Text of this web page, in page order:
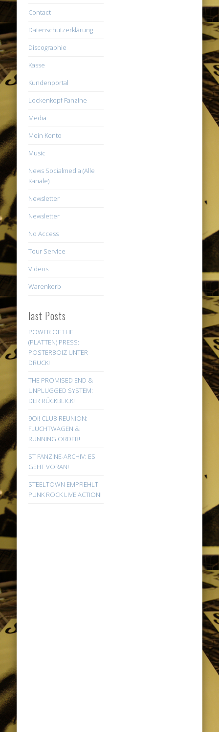
Contact
Datenschutzerklärung
Discographie
Kasse
Kundenportal
Lockenkopf Fanzine
Media
Mein Konto
Music
News Socialmedia (Alle
Kanäle)
Newsletter
Newsletter
No Access
Tour Service
Videos
Warenkorb
last Posts
POWER OF THE
(PLATTEN) PRESS:
POSTERBOIZ UNTER
DRUCK!
THE PROMISED END &
UNPLUGGED SYSTEM:
DER RÜCKBLICK!
9Oi! CLUB REUNION:
FLUCHTWAGEN &
RUNNING ORDER!
ST FANZINE-ARCHIV: ES
GEHT VORAN!
STEELTOWN EMPFIEHLT:
PUNK ROCK LIVE ACTION!